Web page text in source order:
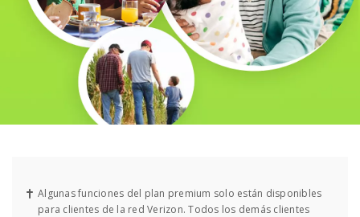
Cita cruzada
Algunas funciones del plan premium solo están disponibles
para clientes de la red Verizon. Todos los demás clientes